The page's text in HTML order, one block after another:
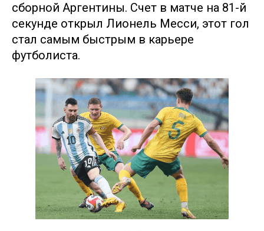
сборной Аргентины. Счет в матче на 81-й
секунде открыл Лионель Месси, этот гол
стал самым быстрым в карьере
футболиста.